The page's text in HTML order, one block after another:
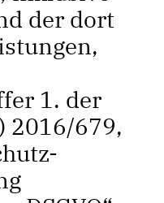
der dort
1. der
2016/679,